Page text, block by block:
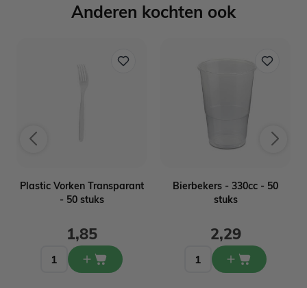
Anderen kochten ook
Plastic Vorken Transparant
- 50 stuks
1,85
Bierbekers - 330cc - 50
stuks
2,29